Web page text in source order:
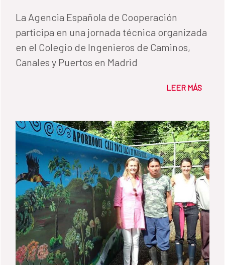
La Agencia Española de Cooperación
participa en una jornada técnica organizada
en el Colegio de Ingenieros de Caminos,
Canales y Puertos en Madrid
LEER MÁS